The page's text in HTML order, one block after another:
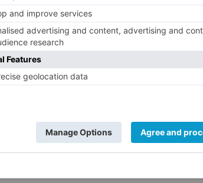
disciplinas artísticas, mientras que
exposiciones y por el traslado de los
al Palacio de la Isla.
centraron otra parte del balance,
como herramienta clave para
del medio rural. Las
bares rurales, así como los planes de
en 2026 con posibles ampliaciones a